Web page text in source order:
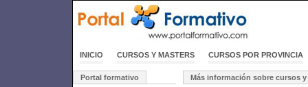
INICIO CURSOS Y MASTERS CURSOS POR PROVINCIA
Portal formativo Más información sobre cursos y